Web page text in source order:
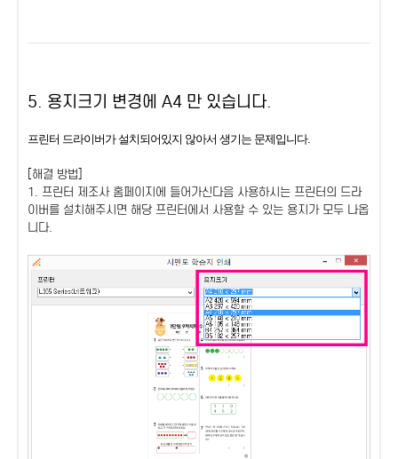
5. 용지크기 변경에 A4 만 있습니다.
프린터 드라이버가 설치되어있지 않아서 생기는 문제입니다.
[해결 방법]
1. 프린터 제조사 홈페이지에 들어가신다음 사용하시는 프린터의 드라
이버를 설치해주시면 해당 프린터에서 사용할 수 있는 용지가 모두 나옵
니다.